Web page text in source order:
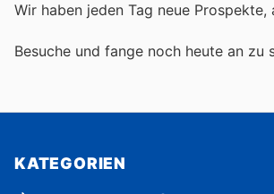
Wir haben jeden Tag neue
Besuche und fange noch heute an zu
KATEGORIEN